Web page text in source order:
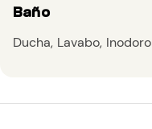
Baño
Ducha Lavabo Inodoro